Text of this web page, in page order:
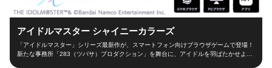
アイドルマスター シャイニーカラーズ
「アイドルマスター」シリーズ最新作が、スマートフォン向けブラウザゲームで登場！
新たな事務所「283（ツバサ）プロダクション」を舞台に、アイドルを羽ばたかせよ